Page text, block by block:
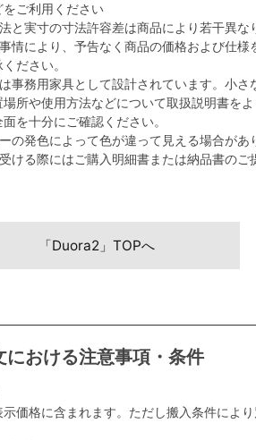
をご利用ください
と実寸の寸法許容差は商品により若干異な
情により、予告なく商品の価格および仕
ださい。
事務用家具として設計されています。小
場所や使用方法などについて取扱説明書を
を十分にご確認ください。
の発色によって色が違って見える場合があ
ける際にはご購入明細書または納品書のご
「Duora2」TOPへ
における注意事項・条件
価格に含まれます。ただし搬入条件によ